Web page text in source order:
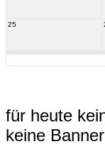
25
für heute
keine Banner